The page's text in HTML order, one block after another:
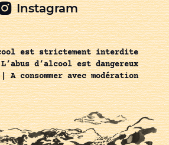
Instagram
est strictement interdite
d’alcool est dangereux
consommer avec modération